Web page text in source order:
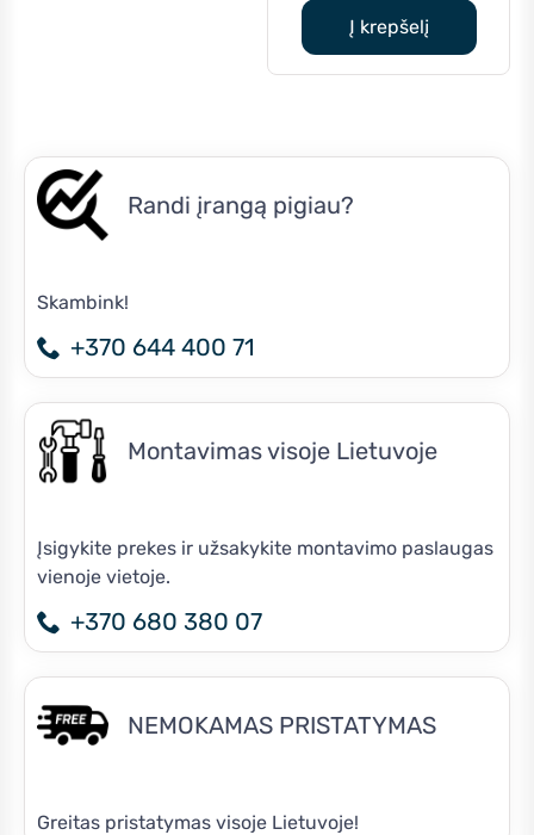
Į krepšelį
Randi įrangą pigiau?
Skambink!
+370 644 400 71
Montavimas visoje Lietuvoje
Įsigykite prekes ir užsakykite montavimo paslaugas
vienoje vietoje.
+370 680 380 07
NEMOKAMAS PRISTATYMAS
Greitas pristatymas visoje Lietuvoje!